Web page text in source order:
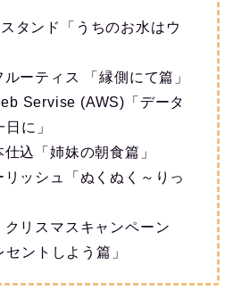
タンド「うちのお水はウ
ーティス 「縁側にて篇」
Servise (AWS)「データ
に」
込「姉妹の朝食篇」
リッシュ「ぬくぬく～りっ
クリスマスキャンペーン
セントしよう篇」